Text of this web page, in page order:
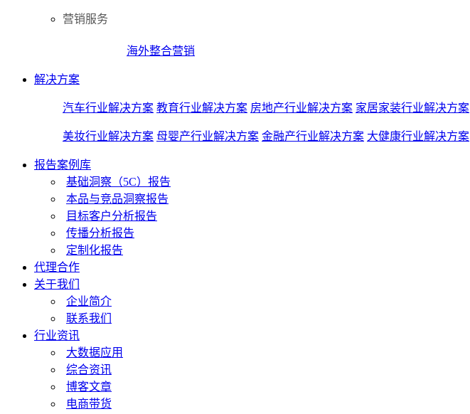
营销服务
海外整合营销
解决方案
汽车行业解决方案 教育行业解决方案 房地产行业解决方案 家居家装行业解决方案
美妆行业解决方案 母婴产行业解决方案 金融产行业解决方案 大健康行业解决方案
报告案例库
基础洞察（5C）报告
本品与竞品洞察报告
目标客户分析报告
传播分析报告
定制化报告
代理合作
关于我们
企业简介
联系我们
行业资讯
大数据应用
综合资讯
博客文章
电商带货